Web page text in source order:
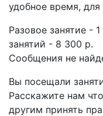
удобное время,
​Разовое занятие -
занятий - 8 300 р.​
Сообщения не
Вы посещали
Расскажите нам
другим принять